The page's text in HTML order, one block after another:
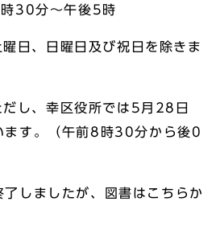
分～午後5時
日及び祝日を除きま
役所では5月28日
ます。（午前8時30分から後0
ましたが、図書はこちらか